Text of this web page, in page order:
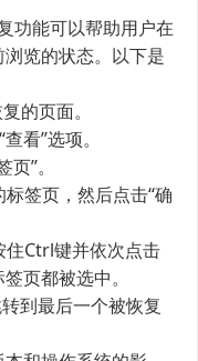
功能可以帮助用户在
览的状态。以下是
的页面。
看”选项。
”。
签页，然后点击“确
住Ctrl键并依次点击
页都被选中。
到最后一个被恢复